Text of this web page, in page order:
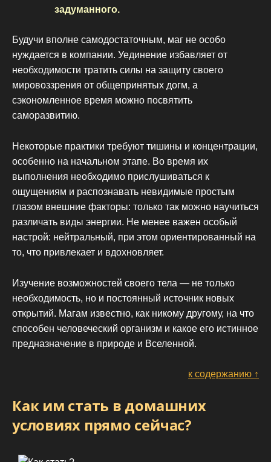
задуманного.
Будучи вполне самодостаточным, маг не особо
нуждается в компании. Уединение избавляет от
необходимости тратить силы на защиту своего
мировоззрения от общепринятых догм, а
сэкономленное время можно посвятить
саморазвитию.
Некоторые практики требуют тишины и концентрации,
особенно на начальном этапе. Во время их
выполнения необходимо прислушиваться к
ощущениям и распознавать невидимые простым
глазом внешние факторы: только так можно научиться
различать виды энергии. Не менее важен особый
настрой: нейтральный, при этом ориентированный на
то, что привлекает и вдохновляет.
Изучение возможностей своего тела — не только
необходимость, но и постоянный источник новых
открытий. Магам известно, как никому другому, на что
способен человеческий организм и какое его истинное
предназначение в природе и Вселенной.
к содержанию ↑
Как им стать в домашних
условиях прямо сейчас?